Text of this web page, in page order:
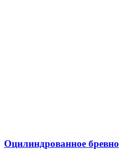
Оцилиндрованное бревно